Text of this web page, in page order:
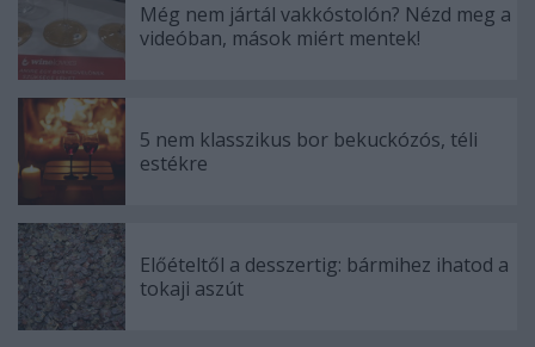
Még nem jártál vakkóstolón? Nézd meg a
videóban, mások miért mentek!
5 nem klasszikus bor bekuckózós, téli
estékre
Előételtől a desszertig: bármihez ihatod a
tokaji aszút